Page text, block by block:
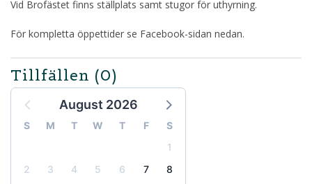
Vid Brofästet finns ställplats samt stugor för uthyrning.
För kompletta öppettider se Facebook-sidan nedan.
Tillfällen (0)
August 2026
S M T W T F
S
1
2
3 4 5 6 7
8